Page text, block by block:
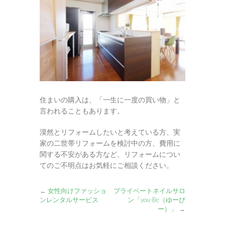
住まいの購入は、「一生に一度の買い物」と
言われることもあります。
漠然とリフォームしたいと考えている方、実
家の二世帯リフォームを検討中の方、費用に
関する不安がある方など、リフォームについ
てのご不明点はお気軽にご相談ください。
← 女性向けファッショ
ンレンタルサービス
プライベートネイルサロ
ン「you-Be（ゆーび
ー）」
→